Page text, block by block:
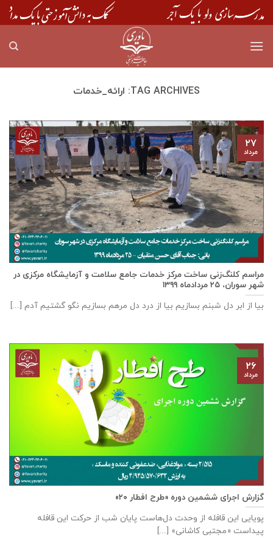
Skip
to
TAG ARCHIVES: ارائه_خدمات
مراسم کلنگ‌زنی ساخت مرکز خدمات جامع سلامت و آزمایشگاه مرکزی در
شهر سوران، ۲۵ مردادماه ۱۳۹۹
بیا از ابر دل شبنم بسازیم بیا از درد دل مرهم بسازیم نگو گشتیم آدم [...]
۲۷
مرداد
گزارش اجرای ششمین دوره «طرح افطار ۲۰»
پویایی این قافله از وحدت دل‌هاست پایان شب از حرکت این قافله
پیداست «مجتبی کاشانی» [...]
۲۶
مرداد